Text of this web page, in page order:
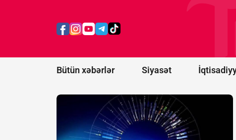
Bütün xəbərlər Siyasət
ekstremist
əlavə etdi